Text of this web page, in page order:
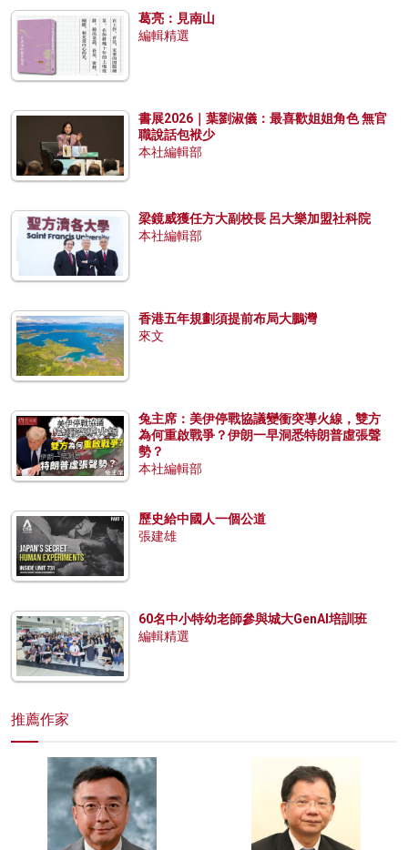
葛亮：見南山
編輯精選
書展2026｜葉劉淑儀：最喜歡姐姐角色 無官
職說話包袱少
本社編輯部
梁鏡威獲任方大副校長 呂大樂加盟社科院
本社編輯部
香港五年規劃須提前布局大鵬灣
來文
兔主席：美伊停戰協議變衝突導火線，雙方
為何重啟戰爭？伊朗一早洞悉特朗普虛張聲
勢？
本社編輯部
歷史給中國人一個公道
張建雄
60名中小特幼老師參與城大GenAI培訓班
編輯精選
推薦作家